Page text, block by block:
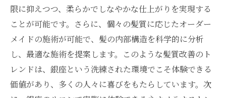
内側からの変化をもたらすネオメテオスト
レートの技術
髪の健康を促進するネオメテオストレート
の魅力
ネオメテオストレートが内部から改善する
理由
限に抑えつつ、柔らかでしなやかな仕上がりを実現する
ことが可能です。さらに、個々の髪質に応じたオーダー
メイドの施術が可能で、髪の内部構造を科学的に分析
し、最適な施術を提案します。このような髪質改善のト
レンドは、銀座という洗練された環境でこそ体験できる
価値があり、多くの人々に喜びをもたらしています。次